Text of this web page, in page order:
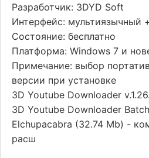
Разработчик: 3DYD Soft
Интерфейс: мультиязычный
Состояние: бесплатно
Платформа: Windows 7 и
Примечание: выбор
версии при установке
3D Youtube Downloader
3D Youtube Downloader
Elchupacabra (32.74 Mb) -
расш